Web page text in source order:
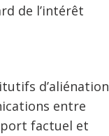
de l’intérêt
d’aliénation
entre
factuel et